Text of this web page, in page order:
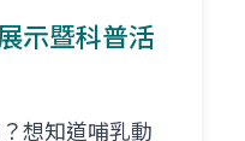
示暨科普活
想知道哺乳動